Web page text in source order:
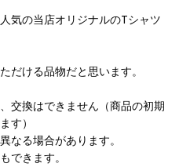
気の当店オリジナルのTシャツ
だける品物だと思います。
交換はできません（商品の初期
す）
なる場合があります。
できます。